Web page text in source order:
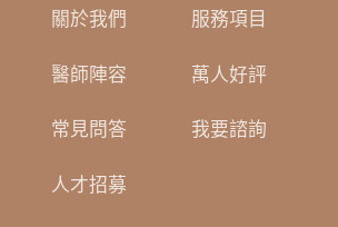
關於我們 服務項目
醫師陣容 萬人好評
常見問答 我要諮詢
人才招募